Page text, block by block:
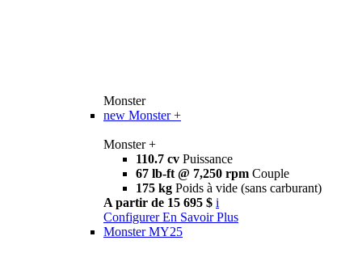
Monster
new Monster +
Monster +
110.7 cv Puissance
67 lb-ft @ 7,250 rpm Couple
175 kg Poids à vide (sans carburant)
A partir de 15 695 $ i
Configurer En Savoir Plus
Monster MY25